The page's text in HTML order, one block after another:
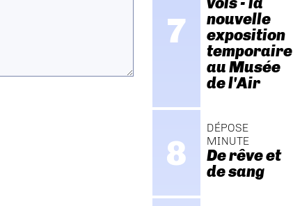
nouvelle
exposition
temporaire
au Musée
de l'Air
DÉPOSE
MINUTE
De rêve et
de sang